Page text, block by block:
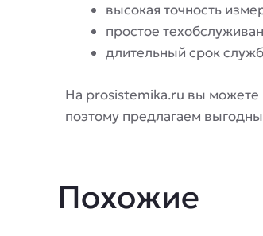
высокая точность
простое
длительный срок
На prosistemika.ru вы можете
поэтому предлагаем
Похожие